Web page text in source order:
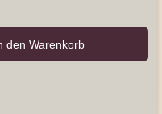
den Warenkorb